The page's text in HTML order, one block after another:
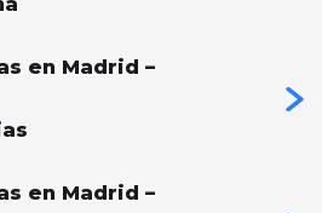
en Madrid –
en Madrid –